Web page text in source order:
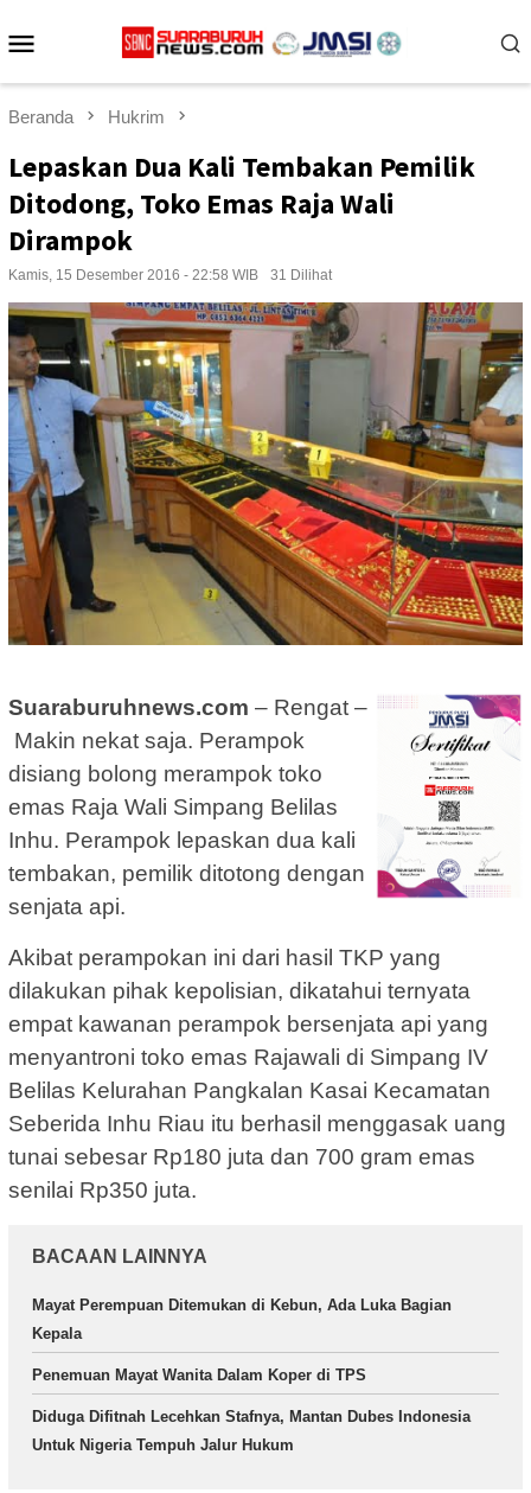
ke
Beranda Hukrim
Lepaskan Dua Kali Tembakan Pemilik
Ditodong, Toko Emas Raja Wali
Dirampok
Kamis, 15 Desember 2016 - 22:58 WIB 31 Dilihat
Suaraburuhnews.com – Rengat –
Makin nekat saja. Perampok
disiang bolong merampok toko
emas Raja Wali Simpang Belilas
Inhu. Perampok lepaskan dua kali
tembakan, pemilik ditotong dengan
senjata api.
Akibat perampokan ini dari hasil TKP yang
dilakukan pihak kepolisian, dikatahui ternyata
empat kawanan perampok bersenjata api yang
menyantroni toko emas Rajawali di Simpang IV
Belilas Kelurahan Pangkalan Kasai Kecamatan
Seberida Inhu Riau itu berhasil menggasak uang
tunai sebesar Rp180 juta dan 700 gram emas
senilai Rp350 juta.
BACAAN LAINNYA
Mayat Perempuan Ditemukan di Kebun, Ada Luka Bagian
Kepala
Penemuan Mayat Wanita Dalam Koper di TPS
Diduga Difitnah Lecehkan Stafnya, Mantan Dubes Indonesia
Untuk Nigeria Tempuh Jalur Hukum